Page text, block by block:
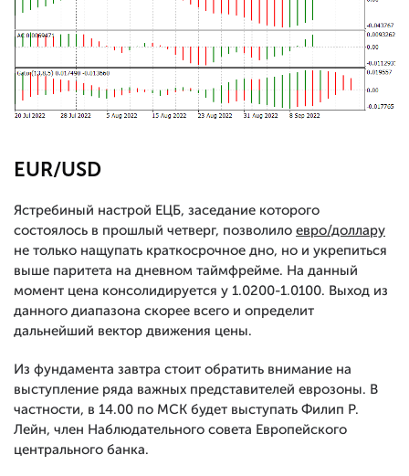
EUR/USD
Ястребиный настрой ЕЦБ, заседание которого
состоялось в прошлый четверг, позволило евро/доллару
не только нащупать краткосрочное дно, но и укрепиться
выше паритета на дневном таймфрейме. На данный
момент цена консолидируется у 1.0200-1.0100. Выход из
данного диапазона скорее всего и определит
дальнейший вектор движения цены.
Из фундамента завтра стоит обратить внимание на
выступление ряда важных представителей еврозоны. В
частности, в 14.00 по МСК будет выступать Филип Р.
Лейн, член Наблюдательного совета Европейского
центрального банка.